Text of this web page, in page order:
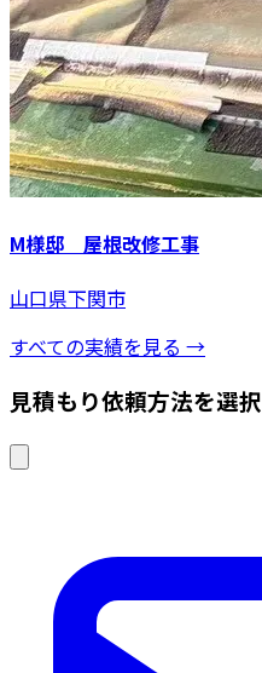
M様邸 屋根改修工事
山口県下関市
すべての実績を見る →
見積もり依頼方法を選択